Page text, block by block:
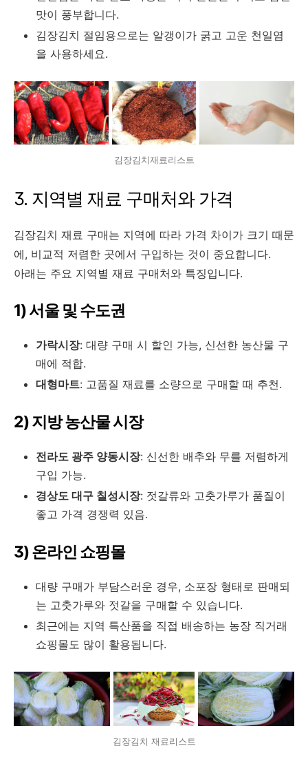
맛이 풍부합니다.
김장김치 절임용으로는 알갱이가 굵고 고운 천일염
을 사용하세요.
김장김치재료리스트
3. 지역별 재료 구매처와 가격
김장김치 재료 구매는 지역에 따라 가격 차이가 크기 때문
에, 비교적 저렴한 곳에서 구입하는 것이 중요합니다.
아래는 주요 지역별 재료 구매처와 특징입니다.
1) 서울 및 수도권
가락시장: 대량 구매 시 할인 가능, 신선한 농산물 구
매에 적합.
대형마트: 고품질 재료를 소량으로 구매할 때 추천.
2) 지방 농산물 시장
전라도 광주 양동시장: 신선한 배추와 무를 저렴하게
구입 가능.
경상도 대구 칠성시장: 젓갈류와 고춧가루가 품질이
좋고 가격 경쟁력 있음.
3) 온라인 쇼핑몰
대량 구매가 부담스러운 경우, 소포장 형태로 판매되
는 고춧가루와 젓갈을 구매할 수 있습니다.
최근에는 지역 특산품을 직접 배송하는 농장 직거래
쇼핑몰도 많이 활용됩니다.
김장김치 재료리스트